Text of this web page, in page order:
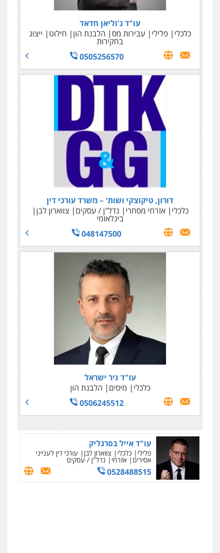
עו"ד ג'וליאן חדאד
כלכלי
פלילי עבירות מס הלבנת הון חילוט ייצוג
בחקירות
0505256570
דורון, טיקוצקי ושות' – משרד עורכי דין
כלכלי
אזרחי מסחרי נדל"ן / עסקים צווארון לבן
בינלאומי
048147500
עו"ד ניר ישראל
כלכלי
מיסים
הלבנת הון
0506245512
עו"ד שאדי סרוג'י
פלילי
תעבורה צבאי
עורכי דין לענייני אסירים
0525450255
כלכלי מיסים - פלילי ואזרחי הלבנת הון
0506209589
עו"ד אייל בסרגליק
פלילי כלכלי צווארון לבן עורכי דין לענייני
אסירים אזרחי נדל"ן / עסקים
0528488515